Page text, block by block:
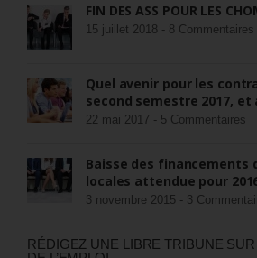
FIN DES ASS POUR LES
15 juillet 2018 - 8 Commentaires
Quel avenir pour les
second semestre 2017, et
22 mai 2017 - 5 Commentaires
Baisse des financements
locales attendue pour
3 novembre 2015 - 3
RÉDIGEZ UNE LIBRE TRIBUNE